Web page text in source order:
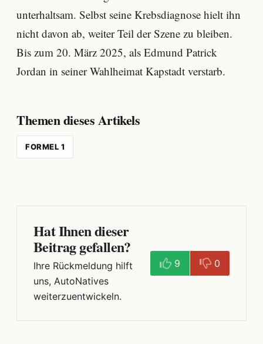
unterhaltsam. Selbst seine Krebsdiagnose hielt ihn
nicht davon ab, weiter Teil der Szene zu bleiben.
Bis zum 20. März 2025, als Edmund Patrick
Jordan in seiner Wahlheimat Kapstadt verstarb.
Themen dieses Artikels
FORMEL 1
Hat Ihnen dieser
Beitrag gefallen?
Ihre Rückmeldung hilft
uns, AutoNatives
weiterzuentwickeln.
9 0